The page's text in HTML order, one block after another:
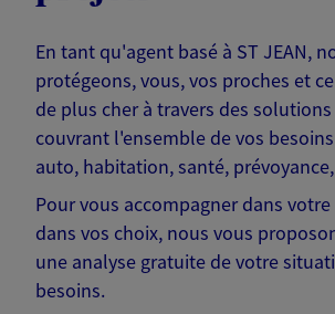
En tant qu'agent basé à ST JEAN,
protégeons, vous, vos proches et
de plus cher à travers des
couvrant l'ensemble de vos
auto, habitation, santé,
Pour vous accompagner dans
dans vos choix, nous vous
une analyse gratuite de votre
besoins.